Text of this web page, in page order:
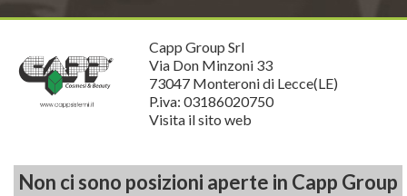
Capp Group Srl
Via Don Minzoni 33
73047 Monteroni di Lecce(LE)
P.iva: 03186020750
Visita il sito web
Non ci sono posizioni aperte in Capp Group